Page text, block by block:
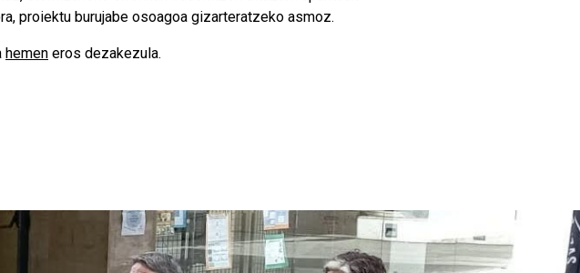
proiektu burujabe osoagoa gizarteratzeko asmoz.
hemen eros dezakezula.